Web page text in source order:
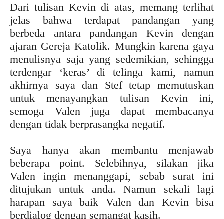
Dari tulisan Kevin di atas, memang terlihat
jelas bahwa terdapat pandangan yang
berbeda antara pandangan Kevin dengan
ajaran Gereja Katolik. Mungkin karena gaya
menulisnya saja yang sedemikian, sehingga
terdengar ‘keras’ di telinga kami, namun
akhirnya saya dan Stef tetap memutuskan
untuk menayangkan tulisan Kevin ini,
semoga Valen juga dapat membacanya
dengan tidak berprasangka negatif.
Saya hanya akan membantu menjawab
beberapa point. Selebihnya, silakan jika
Valen ingin menanggapi, sebab surat ini
ditujukan untuk anda. Namun sekali lagi
harapan saya baik Valen dan Kevin bisa
berdialog dengan semangat kasih.